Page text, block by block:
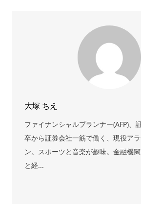
大塚 ちえ
ファイナンシャルプランナー(AFP)
卒から証券会社一筋で働く、現役ア
ン。スポーツと音楽が趣味。金融機
と経...